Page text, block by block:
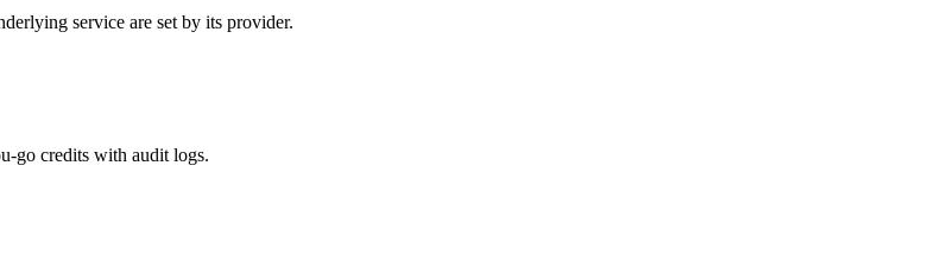
service are set by its provider.
go credits with audit logs.